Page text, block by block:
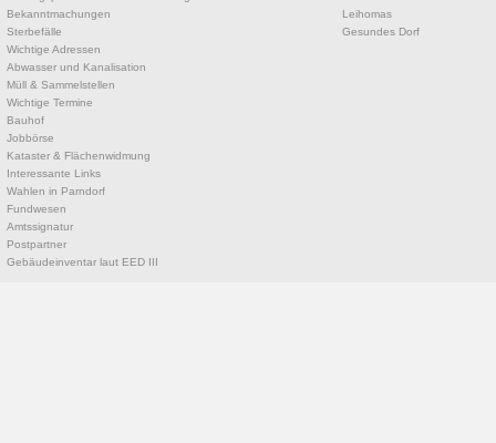
Bekanntmachungen
Sterbefälle
Wichtige Adressen
Abwasser und Kanalisation
Müll & Sammelstellen
Wichtige Termine
Bauhof
Jobbörse
Kataster & Flächenwidmung
Interessante Links
Wahlen in Parndorf
Fundwesen
Amtssignatur
Postpartner
Gebäudeinventar laut EED III
Leihomas
Gesundes Dorf